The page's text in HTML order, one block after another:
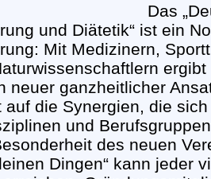
Das
und Diätetik“ ist ein
Mit Medizinern,
neuer ganzheitlicher
auf die Synergien, die
und
des neuen
Dingen“ kann jeder